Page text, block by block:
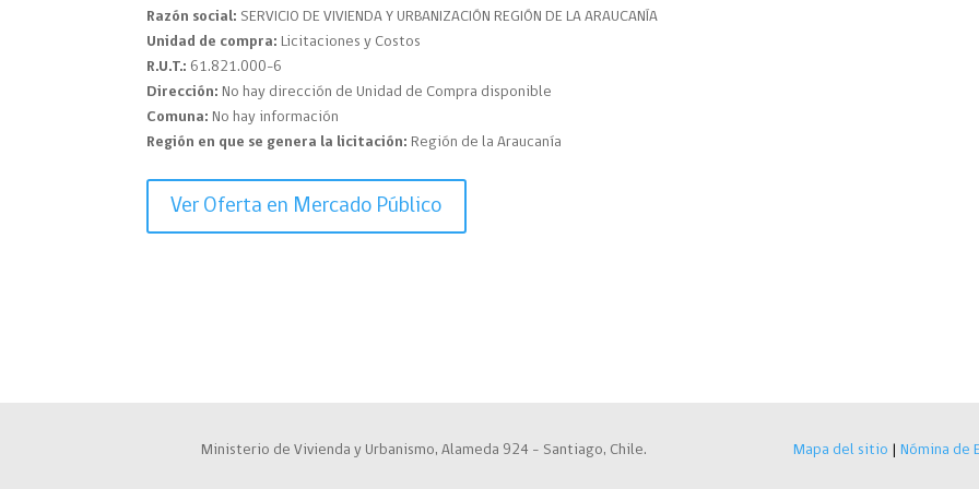
Razón social: SERVICIO DE VIVIENDA Y URBANIZACIÓN REGIÓN DE LA ARAUCANÍA
Unidad de compra: Licitaciones y Costos
R.U.T.: 61.821.000-6
Dirección: No hay dirección de Unidad de Compra disponible
Comuna: No hay información
Región en que se genera la licitación: Región de la Araucanía
Ver Oferta en Mercado Público
Ministerio de Vivienda y Urbanismo, Alameda 924 – Santiago, Chile. Mapa del sitio Nómina de